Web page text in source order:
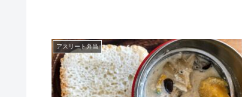
アスリート弁当